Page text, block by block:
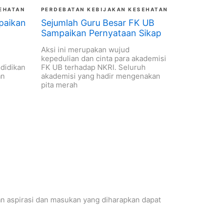
PERDEBATAN KEBIJAKAN KESEHATAN
Sejumlah Guru Besar FK UB
Sampaikan Pernyataan Sikap
Aksi ini merupakan wujud
kepedulian dan cinta para akademisi
FK UB terhadap NKRI. Seluruh
akademisi yang hadir mengenakan
pita merah
aspirasi dan masukan yang diharapkan dapat